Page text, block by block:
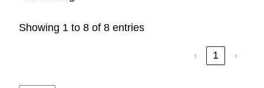
Showing 1 to 8 of 8 entries
‹ 1 ›